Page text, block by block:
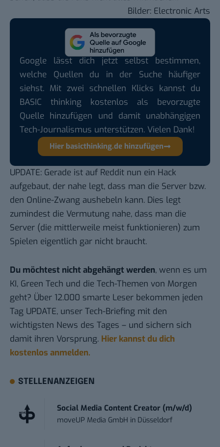
Bilder: Electronic Arts
Google lässt dich jetzt selbst bestimmen,
welche Quellen du in der Suche häufiger
siehst. Mit zwei schnellen Klicks kannst du
BASIC thinking kostenlos als bevorzugte
Quelle hinzufügen und damit unabhängigen
Tech-Journalismus unterstützen. Vielen Dank!
Hier basicthinking.de hinzufügen
UPDATE: Gerade ist auf Reddit nun ein Hack
aufgebaut, der nahe legt, dass man die Server bzw.
den Online-Zwang aushebeln kann. Dies legt
zumindest die Vermutung nahe, dass man die
Server (die mittlerweile meist funktionieren) zum
Spielen eigentlich gar nicht braucht.
Du möchtest nicht abgehängt werden, wenn es um
KI, Green Tech und die Tech-Themen von Morgen
geht? Über 12.000 smarte Leser bekommen jeden
Tag UPDATE, unser Tech-Briefing mit den
wichtigsten News des Tages – und sichern sich
damit ihren Vorsprung. Hier kannst du dich
kostenlos anmelden.
STELLENANZEIGEN
Social Media Content Creator (m/w/d)
moveUP Media GmbH in Düsseldorf